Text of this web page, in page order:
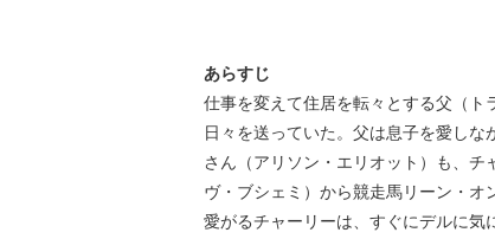
あらすじ
仕事を変えて住居を転々とする父（
日々を送っていた。父は息子を愛し
さん（アリソン・エリオット）も、
ヴ・ブシェミ）から競走馬リーン・
愛がるチャーリーは、すぐにデルに